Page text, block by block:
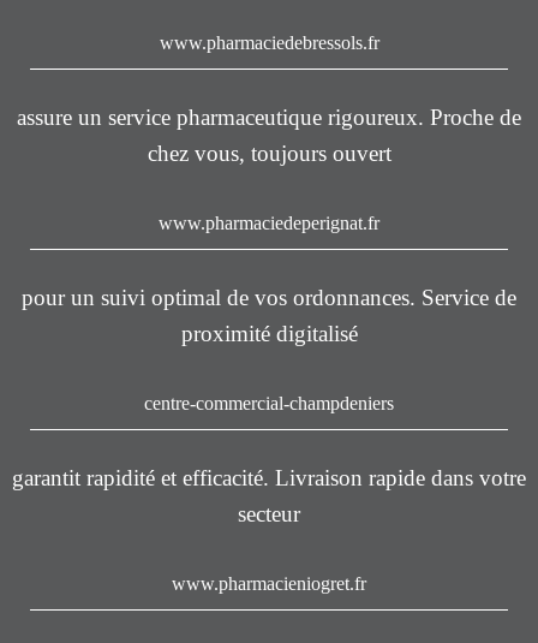
www.pharmaciedebressols.fr
assure un service pharmaceutique rigoureux. Proche de
chez vous, toujours ouvert
www.pharmaciedeperignat.fr
pour un suivi optimal de vos ordonnances. Service de
proximité digitalisé
centre-commercial-champdeniers
garantit rapidité et efficacité. Livraison rapide dans votre
secteur
www.pharmacieniogret.fr